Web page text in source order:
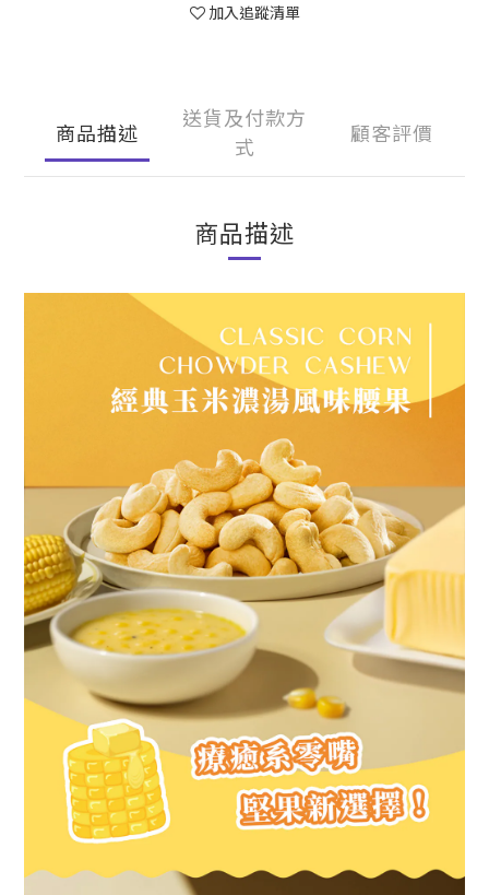
加入追蹤清單
商品描述
送貨及付款方
式
顧客評價
商品描述